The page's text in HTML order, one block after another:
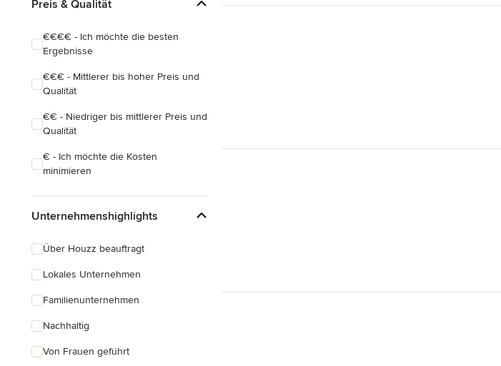
Preis & Qualität
€€€€ - Ich möchte die besten
Ergebnisse
€€€ - Mittlerer bis hoher Preis und
Qualität
€€ - Niedriger bis mittlerer Preis und
Qualität
€ - Ich möchte die Kosten
minimieren
Unternehmenshighlights
Über Houzz beauftragt
Lokales Unternehmen
Familienunternehmen
Nachhaltig
Von Frauen geführt